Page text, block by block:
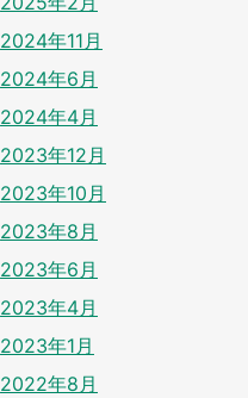
2024年11月
2024年6月
2024年4月
2023年12月
2023年10月
2023年8月
2023年6月
2023年4月
2023年1月
2022年8月